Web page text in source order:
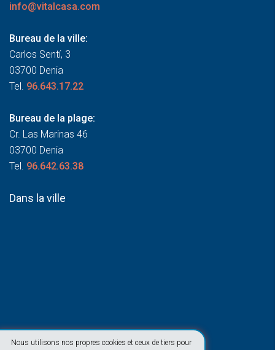
Nous utilisons nos propres cookies et ceux de tiers pour
info@vitalcasa.com
Bureau de la ville:
Carlos Sentí, 3
03700 Denia
Tel. 96.643.17.22
Bureau de la plage:
Cr. Las Marinas 46
03700 Denia
Tel. 96.642.63.38
Dans la ville